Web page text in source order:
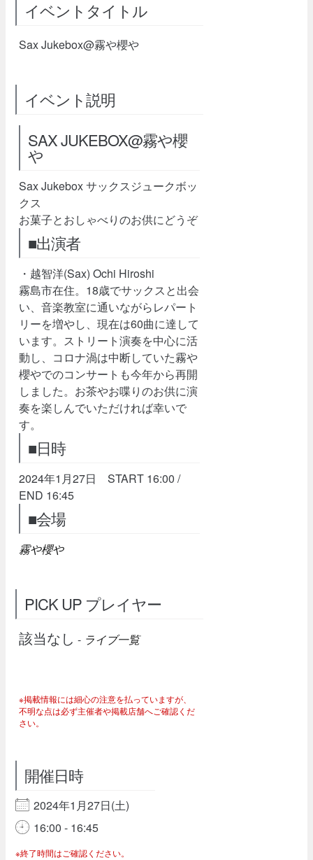
イベントタイトル
Sax Jukebox@霧や櫻や
イベント説明
SAX JUKEBOX@霧や櫻
や
Sax Jukebox サックスジュークボッ
クス
お菓子とおしゃべりのお供にどうぞ
■出演者
・越智洋(Sax) Ochi Hiroshi
霧島市在住。18歳でサックスと出会
い、音楽教室に通いながらレパート
リーを増やし、現在は60曲に達して
います。ストリート演奏を中心に活
動し、コロナ渦は中断していた霧や
櫻やでのコンサートも今年から再開
しました。お茶やお喋りのお供に演
奏を楽しんでいただければ幸いで
す。
■日時
2024年1月27日 START 16:00 /
END 16:45
■会場
霧や櫻や
PICK UP プレイヤー
該当なし - ライブ一覧
※掲載情報には細心の注意を払っていますが、
不明な点は必ず主催者や掲載店舗へご確認くだ
さい。
開催日時
2024年1月27日(土)
16:00 - 16:45
※終了時間はご確認ください。